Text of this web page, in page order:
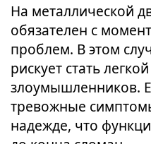
На металлической
обязателен с
проблем. В этом
рискует стать
злоумышленников.
тревожные
надежде, что